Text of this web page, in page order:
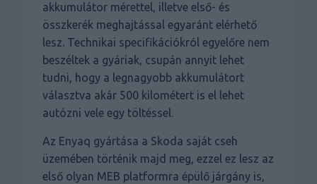
akkumulátor mérettel, illetve első- és
összkerék meghajtással egyaránt elérhető
lesz. Technikai specifikációkról egyelőre nem
beszéltek a gyáriak, csupán annyit lehet
tudni, hogy a legnagyobb akkumulátort
választva akár 500 kilométert is el lehet
autózni vele egy töltéssel.
Az Enyaq gyártása a Skoda saját cseh
üzemében történik majd meg, ezzel ez lesz az
első olyan MEB platformra épülő járgány is,